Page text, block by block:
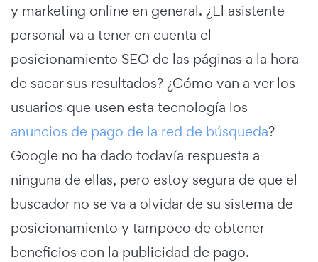
y marketing online en general. ¿El asistente
personal va a tener en cuenta el
posicionamiento SEO de las páginas a la hora
de sacar sus resultados? ¿Cómo van a ver los
usuarios que usen esta tecnología los
anuncios de pago de la red de búsqueda?
Google no ha dado todavía respuesta a
ninguna de ellas, pero estoy segura de que el
buscador no se va a olvidar de su sistema de
posicionamiento y tampoco de obtener
beneficios con la publicidad de pago.